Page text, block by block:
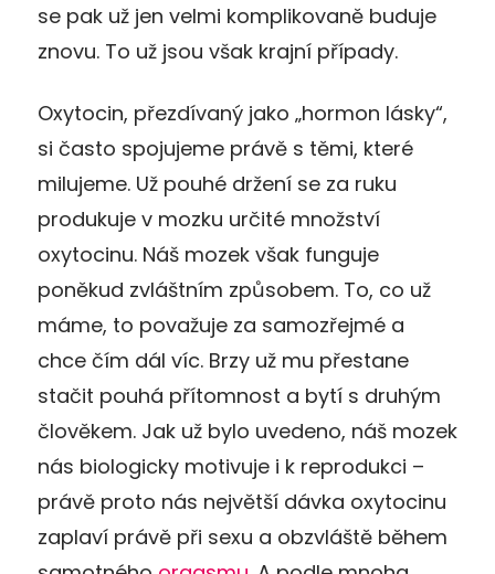
se pak už jen velmi komplikovaně buduje
znovu. To už jsou však krajní případy.
Oxytocin, přezdívaný jako „hormon lásky“,
si často spojujeme právě s těmi, které
milujeme. Už pouhé držení se za ruku
produkuje v mozku určité množství
oxytocinu. Náš mozek však funguje
poněkud zvláštním způsobem. To, co už
máme, to považuje za samozřejmé a
chce čím dál víc. Brzy už mu přestane
stačit pouhá přítomnost a bytí s druhým
člověkem. Jak už bylo uvedeno, náš mozek
nás biologicky motivuje i k reprodukci –
právě proto nás největší dávka oxytocinu
zaplaví právě při sexu a obzvláště během